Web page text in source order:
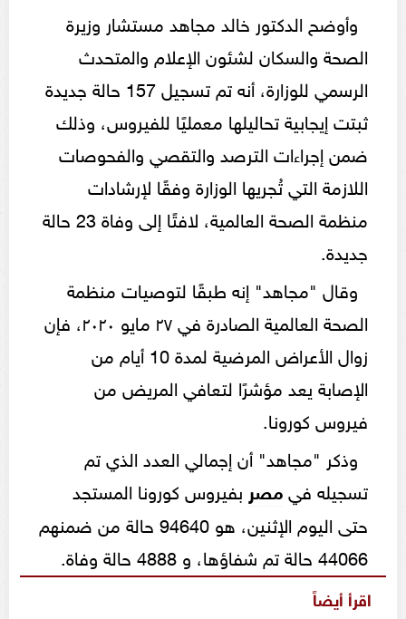
وأوضح الدكتور خالد مجاهد مستشار وزيرة
الصحة والسكان لشئون الإعلام والمتحدث
الرسمي للوزارة، أنه تم تسجيل 157 حالة جديدة
ثبتت إيجابية تحاليلها معمليًا للفيروس، وذلك
ضمن إجراءات الترصد والتقصي والفحوصات
اللازمة التي تُجريها الوزارة وفقًا لإرشادات
منظمة الصحة العالمية، لافتًا إلى وفاة 23 حالة
جديدة.
وقال "مجاهد" إنه طبقًا لتوصيات منظمة
الصحة العالمية الصادرة في ٢٧ مايو ٢٠٢٠، فإن
زوال الأعراض المرضية لمدة 10 أيام من
الإصابة يعد مؤشرًا لتعافي المريض من
فيروس كورونا.
وذكر "مجاهد" أن إجمالي العدد الذي تم
تسجيله فيمصر بفيروس كورونا المستجد
حتى اليوم الإثنين، هو 94640 حالة من ضمنهم
44066 حالة تم شفاؤها، و 4888 حالة وفاة.
اقرأ أيضاً